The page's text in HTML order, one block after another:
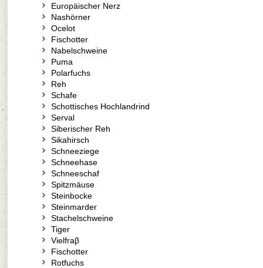
Europäischer Nerz
Nashörner
Ocelot
Fischotter
Nabelschweine
Puma
Polarfuchs
Reh
Schafe
Schottisches Hochlandrind
Serval
Siberischer Reh
Sikahirsch
Schneeziege
Schneehase
Schneeschaf
Spitzmäuse
Steinbocke
Steinmarder
Stachelschweine
Tiger
Vielfraβ
Fischotter
Rotfuchs